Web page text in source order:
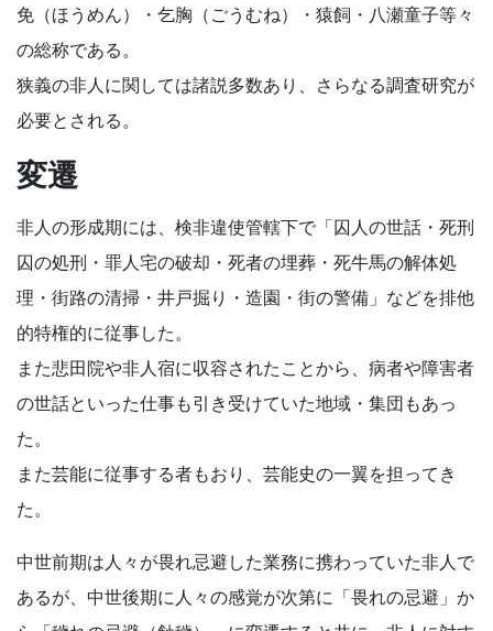
免（ほうめん）・乞胸（ごうむね）・猿飼・八瀬童子等々
の総称である。
狭義の非人に関しては諸説多数あり、さらなる調査研究が
必要とされる。
変遷
非人の形成期には、検非違使管轄下で「囚人の世話・死刑
囚の処刑・罪人宅の破却・死者の埋葬・死牛馬の解体処
理・街路の清掃・井戸掘り・造園・街の警備」などを排他
的特権的に従事した。
また悲田院や非人宿に収容されたことから、病者や障害者
の世話といった仕事も引き受けていた地域・集団もあっ
た。
また芸能に従事する者もおり、芸能史の一翼を担ってき
た。
中世前期は人々が畏れ忌避した業務に携わっていた非人で
あるが、中世後期に人々の感覚が次第に「畏れの忌避」か